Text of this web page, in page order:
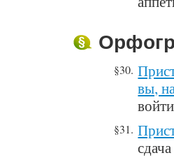
§30.
вы,
§31.
сдача